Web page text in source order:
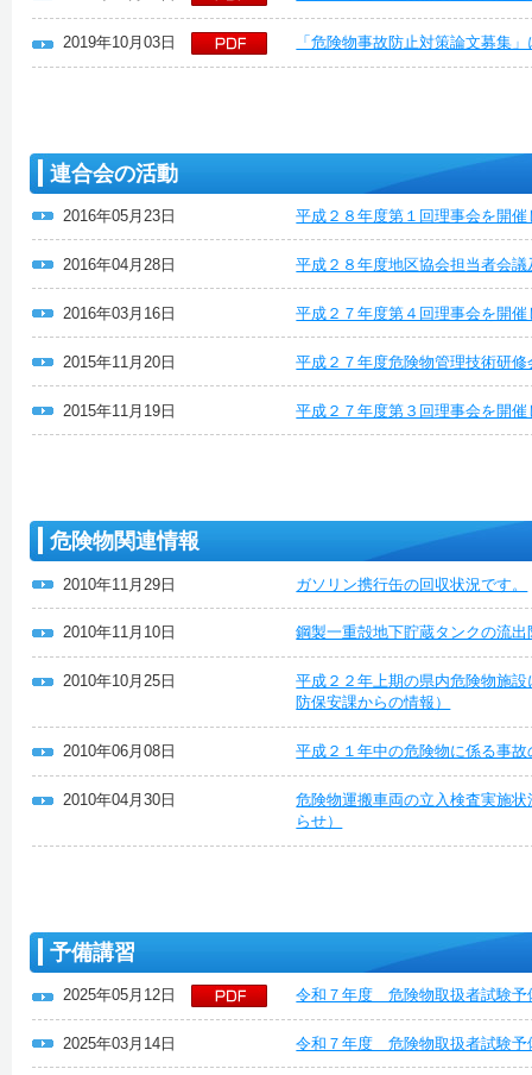
2019年10月03日 「危険物事故防止対策論文募集
連合会の活動
2016年05月23日 平成２８年度第１回理事会を開催
2016年04月28日 平成２８年度地区協会担当者会
2016年03月16日 平成２７年度第４回理事会を開催
2015年11月20日 平成２７年度危険物管理技術研
2015年11月19日 平成２７年度第３回理事会を開催
危険物関連情報
2010年11月29日 ガソリン携行缶の回収状況です。
2010年11月10日 鋼製一重殻地下貯蔵タンクの流
2010年10月25日
平成２２年上期の県内危険物施
防保安課からの情報）
2010年06月08日 平成２１年中の危険物に係る事
2010年04月30日
危険物運搬車両の立入検査実施
らせ）
予備講習
2025年05月12日 令和７年度 危険物取扱者試験
2025年03月14日 令和７年度 危険物取扱者試験予